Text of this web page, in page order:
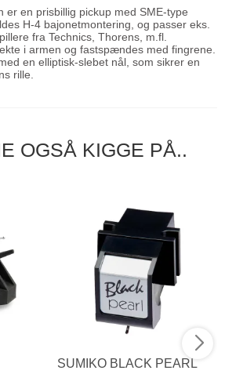
er en prisbillig pickup med SME-type
H-4 bajonetmontering, og passer eks.
fra Technics, Thorens, m.fl.
i armen og fastspændes med fingrene.
en elliptisk-slebet nål, som sikrer en
rille.
OGSÅ KIGGE PÅ..
SUMIKO BLACK PEARL